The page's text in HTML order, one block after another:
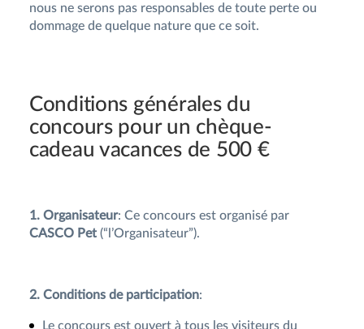
nous ne serons pas responsables de toute perte ou
dommage de quelque nature que ce soit.
Conditions générales du
concours pour un chèque-
cadeau vacances de 500 €
1. Organisateur: Ce concours est organisé par
CASCO Pet(“l’Organisateur”).
2. Conditions de participation:
Le concours est ouvert à tous les visiteurs du